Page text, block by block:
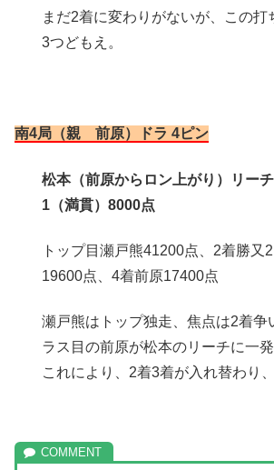
まだ2着に変わりがないが、この打
3つどもえ。
南4局（親 前原）ドラ 4ピン
松本（前原からロン上がり）リー
1（満貫）8000点
トップ目瀬戸熊41200点、2着勝又
19600点、4着前原17400点
瀬戸熊はトップ独走、焦点は2着争
ラス目の前原が松本のリーチに一発
これにより、2着3着が入れ替わり